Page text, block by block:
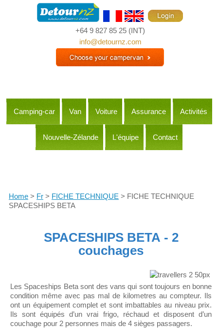
+64 9 827 85 25 (INT)
info@detournz.com
Camping-car Van Voiture Assurance Activités
Nouvelle-Zélande L'équipe Contact
Home > Fr > FICHE TECHNIQUE > FICHE TECHNIQUE
SPACESHIPS BETA
SPACESHIPS BETA - 2
couchages
Les Spaceships Beta sont des vans qui sont toujours en bonne
condition même avec pas mal de kilometres au compteur. Ils
ont un équipement complet et sont imbattables au niveau prix.
Ils sont équipés d’un vrai frigo, réchaud et disposent d’un
couchage pour 2 personnes mais de 4 sièges passagers.